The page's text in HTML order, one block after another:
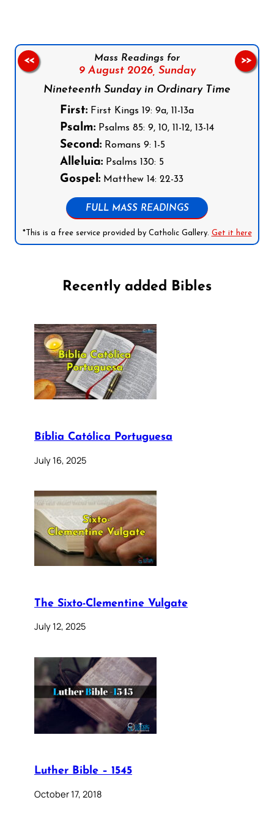
Mass Readings for
9 August 2026, Sunday
Nineteenth Sunday in Ordinary Time
First: First Kings 19: 9a, 11-13a
Psalm: Psalms 85: 9, 10, 11-12, 13-14
Second: Romans 9: 1-5
Alleluia: Psalms 130: 5
Gospel: Matthew 14: 22-33
FULL MASS READINGS
*This is a free service provided by Catholic Gallery. Get it here
<< >>
Recently added Bibles
Bíblia Católica Portuguesa
July 16, 2025
The Sixto-Clementine Vulgate
July 12, 2025
Luther Bible – 1545
October 17, 2018